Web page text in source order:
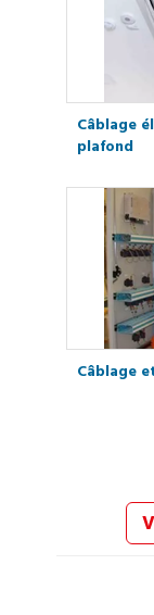
Câblage
plafond
Câblage